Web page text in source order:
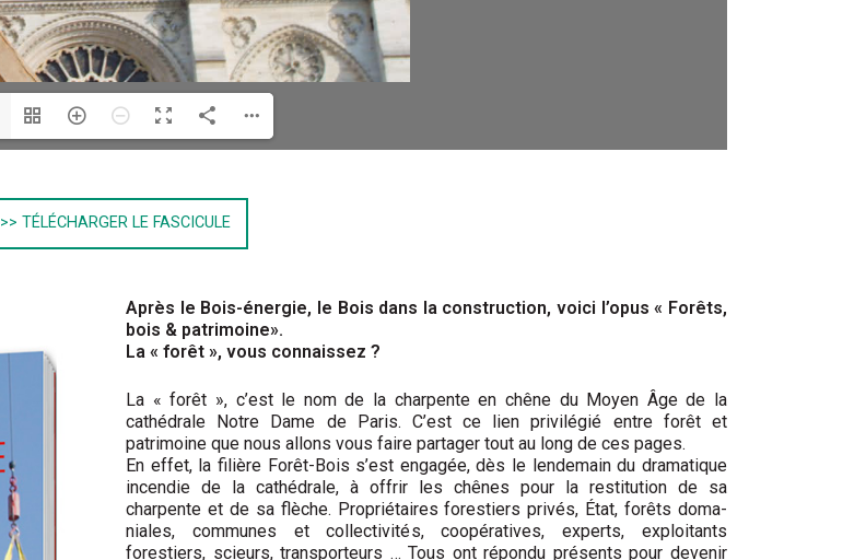
>> TÉLÉCHARGER LE FASCICULE
Après le Bois-énergie, le Bois dans la construc­tion, voici l’opus « Forêts,
bois & patrimoine».
La « forêt », vous connaissez ?
La « forêt », c’est le nom de la charpente en chêne du Moyen Âge de la
cathédrale Notre­ Dame de Paris. C’est ce lien privilégié entre forêt et
patrimoine que nous allons vous faire partager tout au long de ces pages.
En effet, la filière Forêt-Bois s’est engagée, dès le lendemain du dramatique
incendie de la cathédrale, à offrir les chênes pour la restitution de sa
charpente et de sa flèche. Propriétaires forestiers privés, État, forêts doma­
niales, communes et collectivités, coopératives, experts, exploitants
forestiers, scieurs, transpor­teurs … Tous ont répondu présents pour devenir